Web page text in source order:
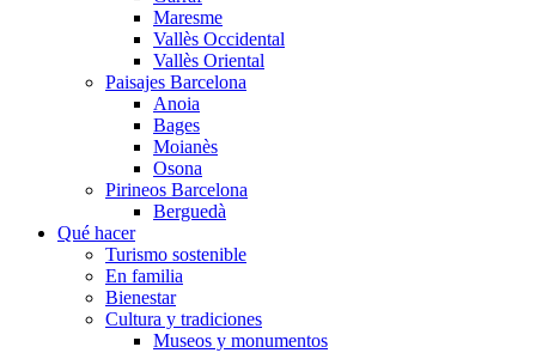
Maresme
Vallès Occidental
Vallès Oriental
Paisajes Barcelona
Anoia
Bages
Moianès
Osona
Pirineos Barcelona
Berguedà
Qué hacer
Turismo sostenible
En familia
Bienestar
Cultura y tradiciones
Museos y monumentos